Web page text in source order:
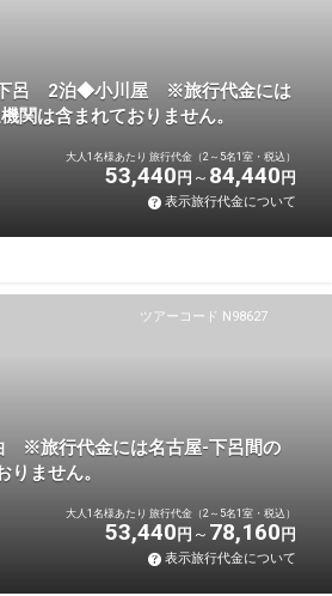
呂 2泊◆小川屋 ※旅行代金には
関は含まれておりません。
大人1名様あたり 旅行代金（2～5名1室・税込）
53,440 円 84,440 円
表示旅行代金について
ツアーコード N98627
旅行代金には名古屋-下呂間の
ません。
大人1名様あたり 旅行代金（2～5名1室・税込）
53,440 円 78,160 円
表示旅行代金について